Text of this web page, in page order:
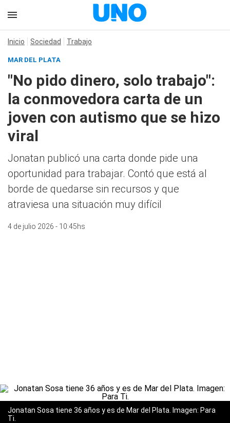
Inicio Sociedad Trabajo
MAR DEL PLATA
"No pido dinero, solo trabajo":
la conmovedora carta de un
joven con autismo que se hizo
viral
Jonatan publicó una carta donde pide una
oportunidad para trabajar. Contó que está al
borde de quedarse sin recursos y que
atraviesa una situación muy difícil
4 de julio 2026 - 10:45hs
Jonatan Sosa tiene 36 años y es de Mar del Plata. Imagen: Para
Ti.